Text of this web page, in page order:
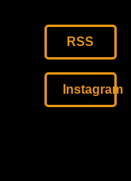
RSS
Instagram